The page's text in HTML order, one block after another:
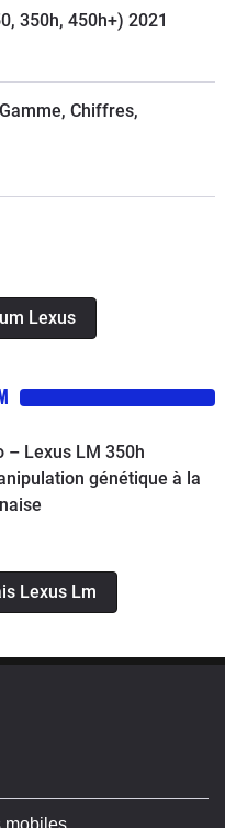
350h, 450h+) 2021
Chiffres,
Lexus
– Lexus LM 350h
génétique à la
Lexus Lm